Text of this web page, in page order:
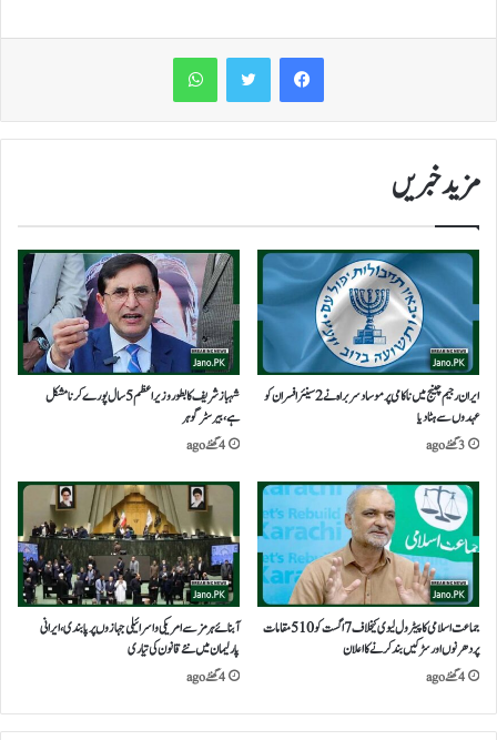
WhatsApp
مزید خبریں
ایران رجیم چینج میں ناکامی پر موساد سربراہ نے 2 سینئر افسران کو
عہدوں سے ہٹا دیا
3 گھنٹے ago
شہباز شریف کا بطور وزیراعظم 5 سال پورے کرنا مشکل
ہے،بیرسٹر گوہر
4 گھنٹے ago
جماعت اسلامی کا پیٹرول لیوی کیخلاف 7 اگست کو 510 مقامات
پر دھرنوں اور سڑکیں بند کرنے کا اعلان
4 گھنٹے ago
آبنائے ہرمز سے امریکی و اسرائیلی جہازوں پر پابندی،ایرانی
پارلیمان میں نئے قانون کی تیاری
4 گھنٹے ago